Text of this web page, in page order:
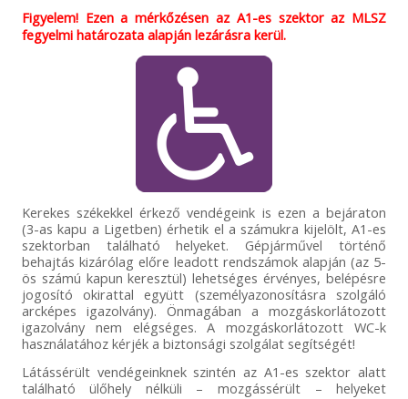
Figyelem! Ezen a mérkőzésen az A1-es szektor az MLSZ
fegyelmi határozata alapján lezárásra kerül.
Kerekes székekkel érkező vendégeink is ezen a bejáraton
(3-as kapu a Ligetben) érhetik el a számukra kijelölt, A1-es
szektorban található helyeket. Gépjárművel történő
behajtás kizárólag előre leadott rendszámok alapján (az 5-
ös számú kapun keresztül) lehetséges érvényes, belépésre
jogosító okirattal együtt (személyazonosításra szolgáló
arcképes igazolvány). Önmagában a mozgáskorlátozott
igazolvány nem elégséges. A mozgáskorlátozott WC-k
használatához kérjék a biztonsági szolgálat segítségét!
Látássérült vendégeinknek szintén az A1-es szektor alatt
található ülőhely nélküli – mozgássérült – helyeket